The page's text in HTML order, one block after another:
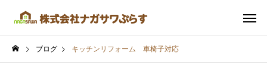
ブログ キッチンリフォーム 車椅子対応